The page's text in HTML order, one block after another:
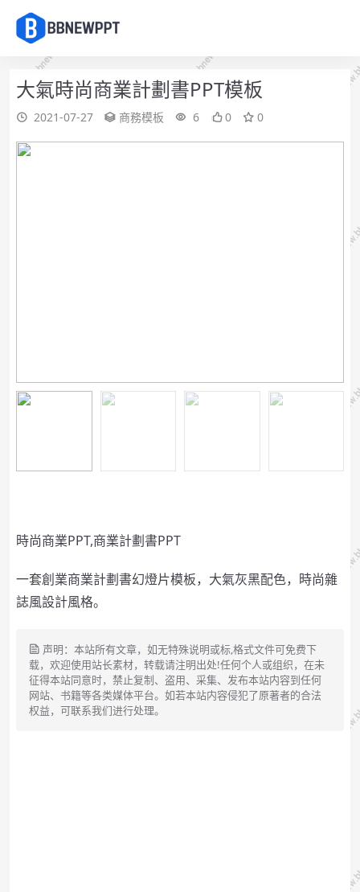
大氣時尚商業計劃書PPT模板
2021-07-27 商務模板 6 0 0
時尚商業PPT,商業計劃書PPT
一套創業商業計劃書幻燈片模板，大氣灰黑配色，時尚雜
誌風設計風格。
声明：本站所有文章，如无特殊说明或标,格式文件可免费下
载，欢迎使用站长素材，转载请注明出处!任何个人或组织，在未
征得本站同意时，禁止复制、盗用、采集、发布本站内容到任何
网站、书籍等各类媒体平台。如若本站内容侵犯了原著者的合法
权益，可联系我们进行处理。